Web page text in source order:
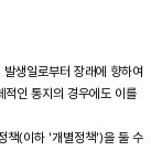
생일로부터 장래에 향하여
인 통지의 경우에도 이를
책(이하 '개별정책')을 둘 수